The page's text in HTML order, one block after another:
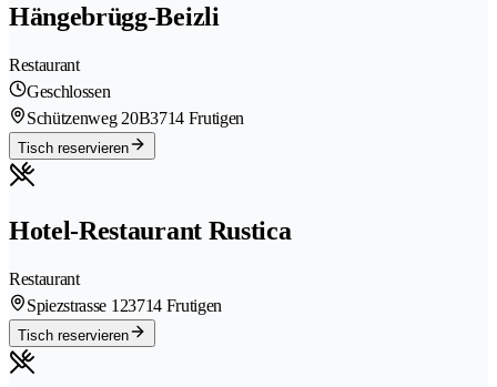
Hängebrügg-Beizli
Restaurant
Geschlossen
Schützenweg 20B3714 Frutigen
Tisch reservieren
Hotel-Restaurant Rustica
Restaurant
Spiezstrasse 123714 Frutigen
Tisch reservieren